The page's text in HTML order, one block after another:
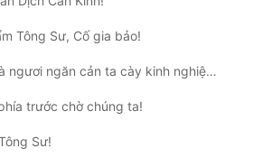
Tông Sư, Cố gia bảo!
Chương 66: Cũng là ngươi ngăn cản ta cày kinh nghiệm?
trước chờ chúng ta!
Sư!